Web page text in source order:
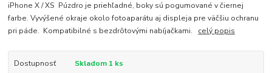
iPhone X / XS Púzdro je priehľadné, boky sú pogumované v čiernej
farbe. Vyvýšené okraje okolo fotoaparátu aj displeja pre väčšiu ochranu
pri páde. Kompatibilné s bezdrôtovými nabíjačkami. celý popis
Dostupnosť
Skladom 1 ks